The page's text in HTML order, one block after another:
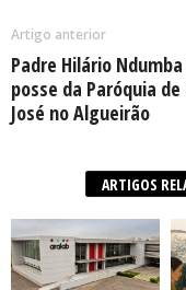
Artigo anterior
Padre Hilário
posse da Paróquia de
José no Algueirão
ARTIGOS